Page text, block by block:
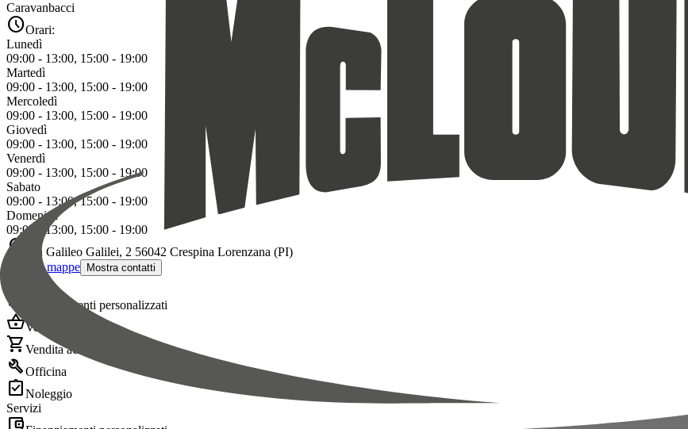
Caravanbacci
scheduleOrari:
Lunedì
09:00 - 13:00, 15:00 - 19:00
Martedì
09:00 - 13:00, 15:00 - 19:00
Mercoledì
09:00 - 13:00, 15:00 - 19:00
Giovedì
09:00 - 13:00, 15:00 - 19:00
Venerdì
09:00 - 13:00, 15:00 - 19:00
Sabato
09:00 - 13:00, 15:00 - 19:00
Domenica
09:00 - 13:00, 15:00 - 19:00
location_on
Via Galileo Galilei, 2 56042 Crespina Lorenzana (PI)
Vedi su mappe
Mostra contatti
account_balance_wallet Finanziamenti personalizzati
shopping_basketVendita
shopping_cartVendita accessori
buildOfficina
assignment_turned_inNoleggio
Servizi